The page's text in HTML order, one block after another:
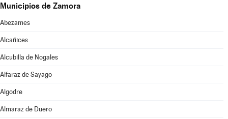
Municipios de Zamora
Abezames
Alcañices
Alcubilla de Nogales
Alfaraz de Sayago
Algodre
Almaraz de Duero